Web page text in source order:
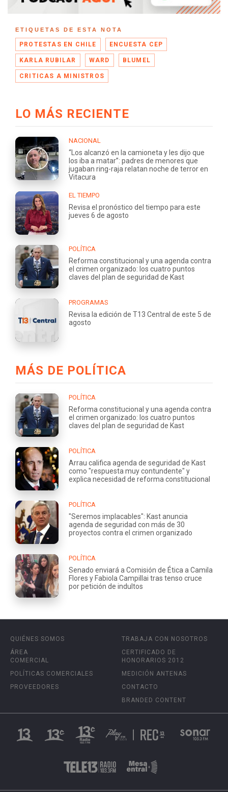
ETIQUETAS DE ESTA NOTA
PROTESTAS EN CHILE ENCUESTA CEP
KARLA RUBILAR WARD BLUMEL
CRITICAS A MINISTROS
LO MÁS RECIENTE
NACIONAL
“Los alcanzó en la camioneta y les dijo que
los iba a matar”: padres de menores que
jugaban ring-raja relatan noche de terror en
Vitacura
EL TIEMPO
Revisa el pronóstico del tiempo para este
jueves 6 de agosto
POLÍTICA
Reforma constitucional y una agenda contra
el crimen organizado: los cuatro puntos
claves del plan de seguridad de Kast
PROGRAMAS
Revisa la edición de T13 Central de este 5 de
agosto
MÁS DE POLÍTICA
POLÍTICA
Reforma constitucional y una agenda contra
el crimen organizado: los cuatro puntos
claves del plan de seguridad de Kast
POLÍTICA
Arrau califica agenda de seguridad de Kast
como "respuesta muy contundente" y
explica necesidad de reforma constitucional
POLÍTICA
"Seremos implacables": Kast anuncia
agenda de seguridad con más de 30
proyectos contra el crimen organizado
POLÍTICA
Senado enviará a Comisión de Ética a Camila
Flores y Fabiola Campillai tras tenso cruce
por petición de indultos
QUIÉNES SOMOS
ÁREA
COMERCIAL
POLÍTICAS COMERCIALES
PROVEEDORES
TRABAJA CON NOSOTROS
CERTIFICADO DE
HONORARIOS 2012
MEDICIÓN ANTENAS
CONTACTO
BRANDED CONTENT